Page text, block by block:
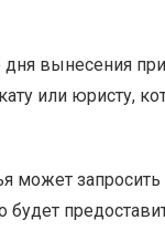
вынесения
или юристу,
может запросить